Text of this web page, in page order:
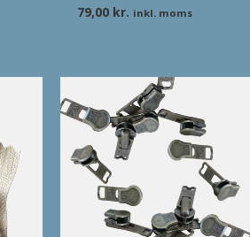
79,00 kr. inkl. moms